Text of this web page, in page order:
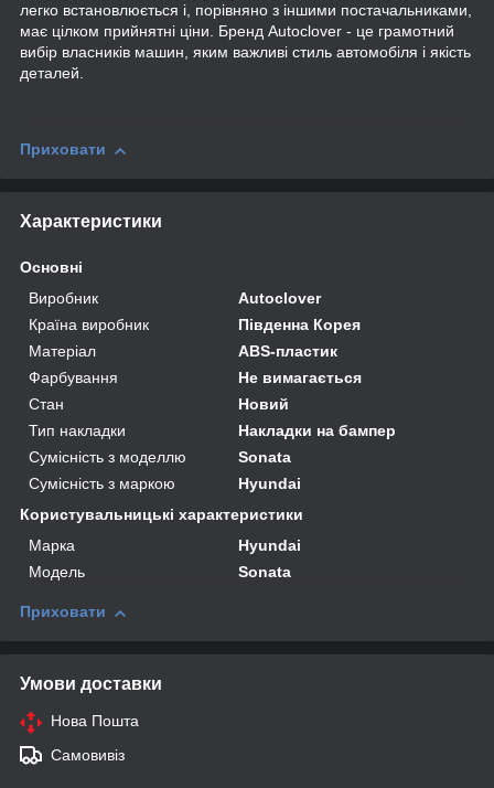
легко встановлюється і, порівняно з іншими постачальниками,
має цілком прийнятні ціни. Бренд Autoclover - це грамотний
вибір власників машин, яким важливі стиль автомобіля і якість
деталей.
Приховати
Характеристики
Основні
Виробник
Autoclover
Країна виробник
Південна Корея
Матеріал
ABS-пластик
Фарбування
Не вимагається
Стан
Новий
Тип накладки
Накладки на бампер
Сумісність з моделлю
Sonata
Сумісність з маркою
Hyundai
Користувальницькі характеристики
Марка
Hyundai
Модель
Sonata
Приховати
Умови доставки
Нова Пошта
Самовивіз